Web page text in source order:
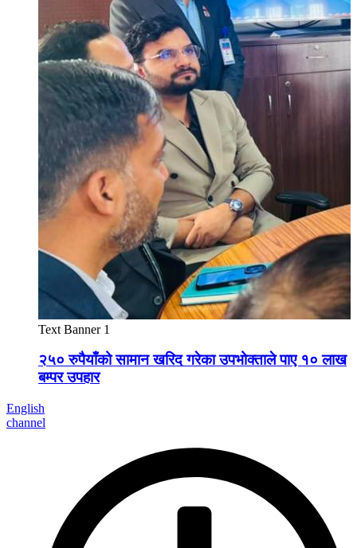
Text Banner 1
२५० रुपैयाँको सामान खरिद गरेका उपभोक्ताले पाए १० लाख
बम्पर उपहार
English
channel